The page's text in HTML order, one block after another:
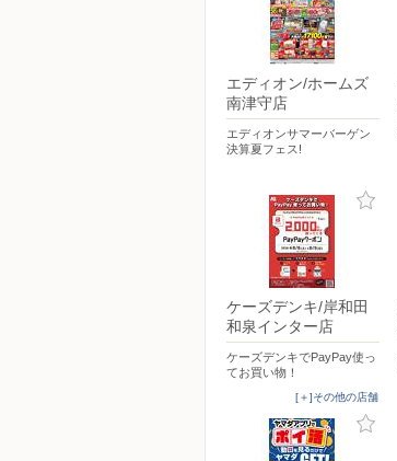
エディオン/ホームズ
南津守店
エディオンサマーバーゲン
決算夏フェス!
ケーズデンキ/岸和田
和泉インター店
ケーズデンキでPayPay使っ
てお買い物！
[＋]その他の店舗